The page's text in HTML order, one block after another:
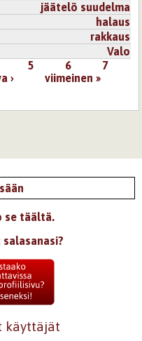
jäätelö suudelma
halaus
rakkaus
Valo
5 6
7
› viimeinen »
se täältä.
käyttäjät